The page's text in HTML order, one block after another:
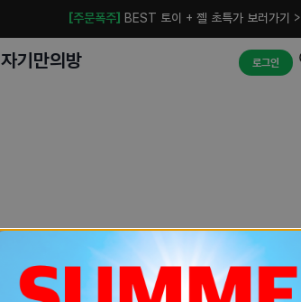
[주문폭주] BEST 토이 + 젤 초특가 보러가기 >
자기만의방 로그인